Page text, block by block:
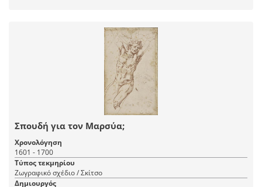
Σπουδή για τον Μαρσύα;
Χρονολόγηση
1601 - 1700
Τύπος τεκμηρίου
Ζωγραφικό σχέδιο / Σκίτσο
Δημιουργός